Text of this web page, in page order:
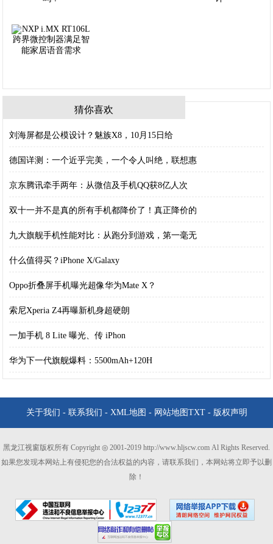
猜你喜欢
刘海屏都是公模设计？魅族X8，10月15日给
德国详测：一个近乎完美，一个令人叫绝，联想惠
京东腾讯牵手两年：从微信及手机QQ获8亿人次
双十一并不是真的所有手机都降价了！真正降价的
九大旗舰手机性能对比：从跑分到游戏，第一毫无
什么值得买？iPhone X/Galaxy
Oppo折叠屏手机曝光超像华为Mate X？
索尼Xperia Z4再曝新机身超硬朗
一加手机 8 Lite 曝光、传 iPhon
华为下一代旗舰爆料：5500mAh+120H
关于我们 - 联系我们 - XML地图 - 网站地图 TXT- 版权声明
黑龙江视窗版权所有 Copyright ◎ 2001-2019 http://www.hljscw.com Al Rights Reserved.
如果您发现本网站上有侵犯您的合法权益的内容，请联系我们，本网站将立即予以删
除！